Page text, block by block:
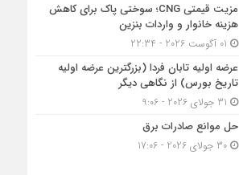
مزیت قیمتی CNG؛ سوختی پاک برای کاهش
هزینه خانوار و واردات بنزین
عرضه اولیه تابان فردا (بزرگترین عرضه اولیه
تاریخ بورس) از نگاهی دیگر
حل موانع صادرات برق
30 جولای 2026 - 17:06